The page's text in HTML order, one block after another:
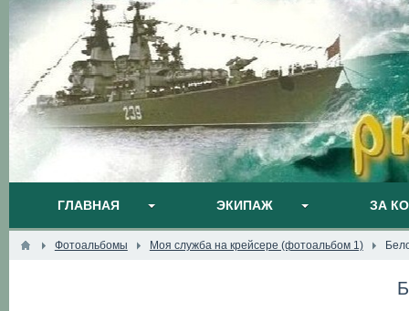
ГЛАВНАЯ ЭКИПАЖ ЗА
Фотоальбомы Моя служба на крейсере (фотоальбом 1)